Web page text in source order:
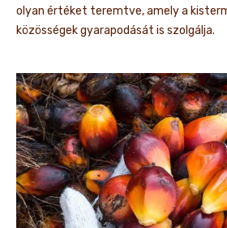
olyan értéket teremtve, amely a
közösségek gyarapodását is szolgálja.